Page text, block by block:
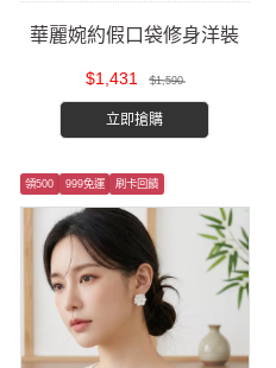
華麗婉約假口袋修身洋裝
$1,431 $1,590
立即搶購
領500 999免運 刷卡回饋